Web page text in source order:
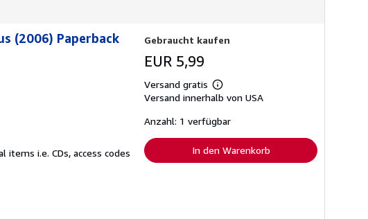
(2006) Paperback
i.e. CDs, access codes
Gebraucht kaufen
EUR 5,99
Versand gratis
Weitere
Informationen
Versandkosten
Versand innerhalb von USA
Anzahl: 1 verfügbar
In den Warenkorb